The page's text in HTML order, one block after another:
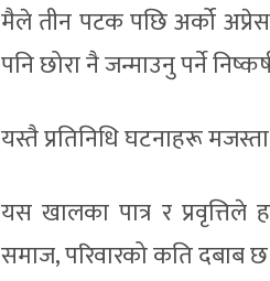
मैले तीन पटक पछि अर्को
पनि छोरा नै जन्माउनु पर्ने
यस्तै प्रतिनिधि घटनाहरू
यस खालका पात्र र प्रवृत्तिले
समाज, परिवारको कति दबाब